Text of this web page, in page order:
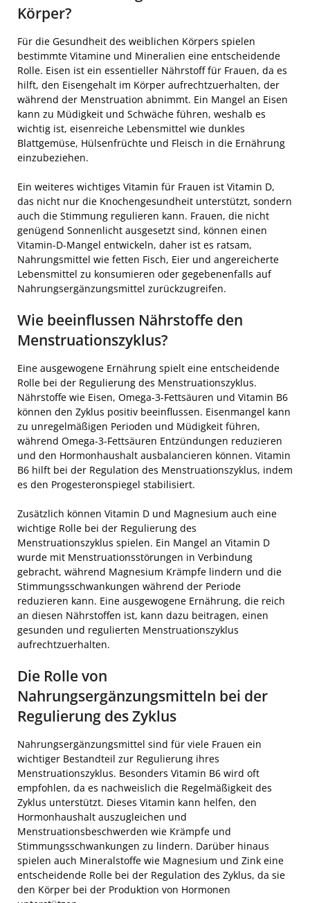
Körper?
Für die Gesundheit des weiblichen Körpers spielen
bestimmte Vitamine und Mineralien eine entscheidende
Rolle. Eisen ist ein essentieller Nährstoff für Frauen, da es
hilft, den Eisengehalt im Körper aufrechtzuerhalten, der
während der Menstruation abnimmt. Ein Mangel an Eisen
kann zu Müdigkeit und Schwäche führen, weshalb es
wichtig ist, eisenreiche Lebensmittel wie dunkles
Blattgemüse, Hülsenfrüchte und Fleisch in die Ernährung
einzubeziehen.
Ein weiteres wichtiges Vitamin für Frauen ist Vitamin D,
das nicht nur die Knochengesundheit unterstützt, sondern
auch die Stimmung regulieren kann. Frauen, die nicht
genügend Sonnenlicht ausgesetzt sind, können einen
Vitamin-D-Mangel entwickeln, daher ist es ratsam,
Nahrungsmittel wie fetten Fisch, Eier und angereicherte
Lebensmittel zu konsumieren oder gegebenenfalls auf
Nahrungsergänzungsmittel zurückzugreifen.
Wie beeinflussen Nährstoffe den
Menstruationszyklus?
Eine ausgewogene Ernährung spielt eine entscheidende
Rolle bei der Regulierung des Menstruationszyklus.
Nährstoffe wie Eisen, Omega-3-Fettsäuren und Vitamin B6
können den Zyklus positiv beeinflussen. Eisenmangel kann
zu unregelmäßigen Perioden und Müdigkeit führen,
während Omega-3-Fettsäuren Entzündungen reduzieren
und den Hormonhaushalt ausbalancieren können. Vitamin
B6 hilft bei der Regulation des Menstruationszyklus, indem
es den Progesteronspiegel stabilisiert.
Zusätzlich können Vitamin D und Magnesium auch eine
wichtige Rolle bei der Regulierung des
Menstruationszyklus spielen. Ein Mangel an Vitamin D
wurde mit Menstruationsstörungen in Verbindung
gebracht, während Magnesium Krämpfe lindern und die
Stimmungsschwankungen während der Periode
reduzieren kann. Eine ausgewogene Ernährung, die reich
an diesen Nährstoffen ist, kann dazu beitragen, einen
gesunden und regulierten Menstruationszyklus
aufrechtzuerhalten.
Die Rolle von
Nahrungsergänzungsmitteln bei der
Regulierung des Zyklus
Nahrungsergänzungsmittel sind für viele Frauen ein
wichtiger Bestandteil zur Regulierung ihres
Menstruationszyklus. Besonders Vitamin B6 wird oft
empfohlen, da es nachweislich die Regelmäßigkeit des
Zyklus unterstützt. Dieses Vitamin kann helfen, den
Hormonhaushalt auszugleichen und
Menstruationsbeschwerden wie Krämpfe und
Stimmungsschwankungen zu lindern. Darüber hinaus
spielen auch Mineralstoffe wie Magnesium und Zink eine
entscheidende Rolle bei der Regulation des Zyklus, da sie
den Körper bei der Produktion von Hormonen